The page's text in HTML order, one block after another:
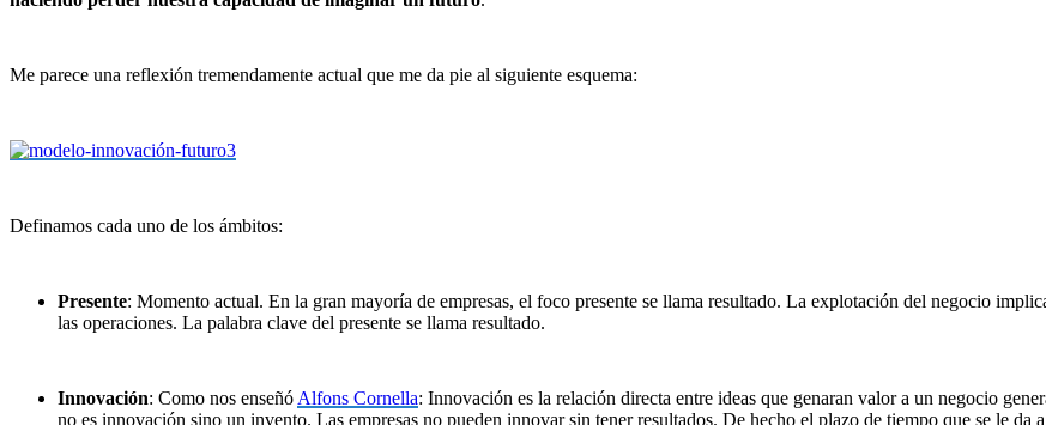
Me parece una reflexión tremendamente actual que me da pie al siguiente esquema:
Definamos cada uno de los ámbitos:
Presente: Momento actual. En la gran mayoría de empresas, el foco presente se llama resultado. La explotación del negocio
las operaciones. La palabra clave del presente se llama resultado.
Innovación: Como nos enseñó Alfons Cornella: Innovación es la relación directa entre ideas que genaran valor a un negocio
no es innovación sino un invento. Las empresas no pueden innovar sin tener resultados. De hecho el plazo de tiempo que se le